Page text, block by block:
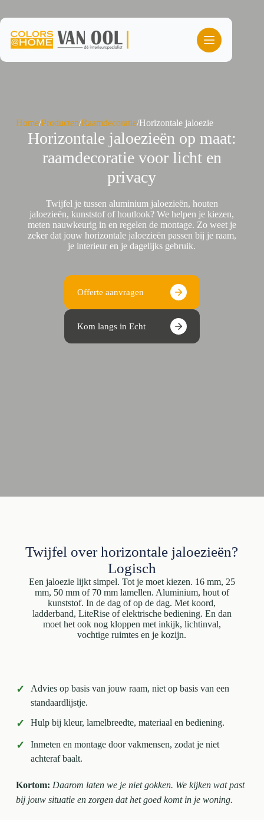
de
inhoud
Home/Producten/Raamdecoratie/Horizontale jaloezie
Horizontale jaloezieën op maat:
raamdecoratie voor licht en
privacy
Twijfel je tussen aluminium jaloezieën, houten
jaloezieën, kunststof of houtlook? We helpen je kiezen,
meten nauwkeurig in en regelen de montage. Zo weet je
zeker dat jouw horizontale jaloezieën passen bij je raam,
je interieur en je dagelijks gebruik.
Offerte aanvragen
Kom langs in Echt
Twijfel over horizontale jaloezieën?
Logisch
Een jaloezie lijkt simpel. Tot je moet kiezen. 16 mm, 25
mm, 50 mm of 70 mm lamellen. Aluminium, hout of
kunststof. In de dag of op de dag. Met koord,
ladderband, LiteRise of elektrische bediening. En dan
moet het ook nog kloppen met inkijk, lichtinval,
vochtige ruimtes en je kozijn.
✓
Advies op basis van jouw raam, niet op basis van een
standaardlijstje.
✓ Hulp bij kleur, lamelbreedte, materiaal en bediening.
✓
Inmeten en montage door vakmensen, zodat je niet
achteraf baalt.
Kortom: Daarom laten we je niet gokken. We kijken wat past
bij jouw situatie en zorgen dat het goed komt in je woning.